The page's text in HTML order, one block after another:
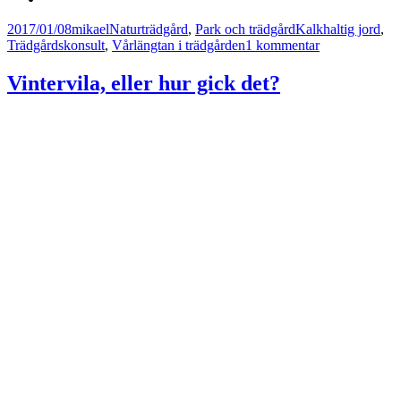
Postat
2017/01/08Författare
mikaelKategorier
Naturträdgård, Park och trädgårdTaggar
Kalkhaltig jord,
Trädgårdskonsult, Vårlängtan i trädgården1 kommentartill
Vintervila, eller hur gick det?